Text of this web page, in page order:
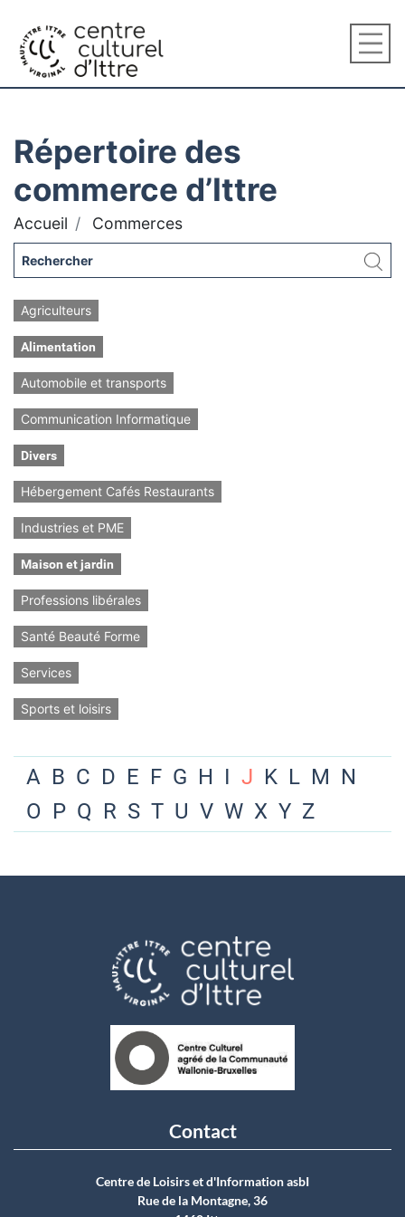
Répertoire des
commerce d’Ittre
Accueil Commerces
Agriculteurs
Alimentation
Automobile et transports
Communication Informatique
Divers
Hébergement Cafés Restaurants
Industries et PME
Maison et jardin
Professions libérales
Santé Beauté Forme
Services
Sports et loisirs
A B C D E F G H I J K L M N
O P Q R S T U V W X Y Z
Contact
Centre de Loisirs et d'Information asbI
Rue de la Montagne, 36